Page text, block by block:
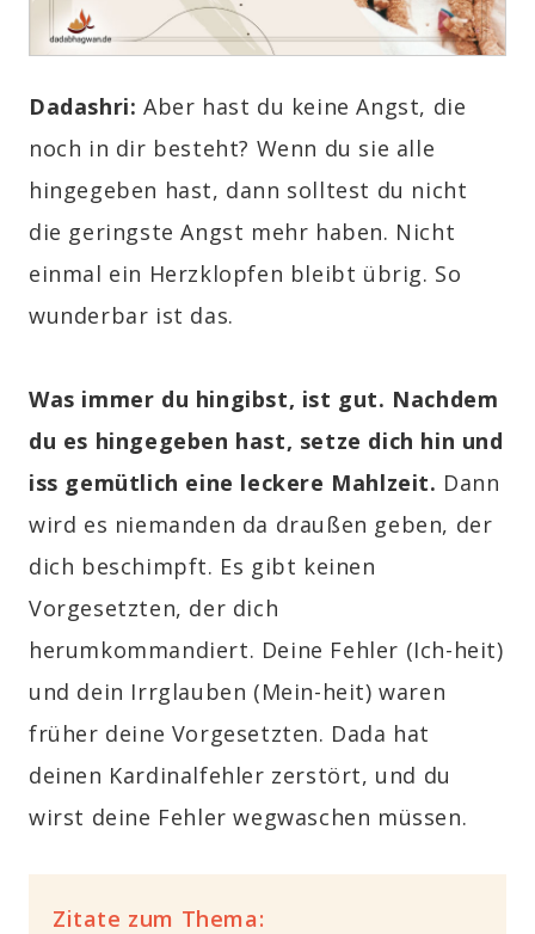
Dadashri: Aber hast du keine Angst, die
noch in dir besteht? Wenn du sie alle
hingegeben hast, dann solltest du nicht
die geringste Angst mehr haben. Nicht
einmal ein Herzklopfen bleibt übrig. So
wunderbar ist das.
Was immer du hingibst, ist gut. Nachdem
du es hingegeben hast, setze dich hin und
iss gemütlich eine leckere Mahlzeit. Dann
wird es niemanden da draußen geben, der
dich beschimpft. Es gibt keinen
Vorgesetzten, der dich
herumkommandiert. Deine Fehler (Ich-heit)
und dein Irrglauben (Mein-heit) waren
früher deine Vorgesetzten. Dada hat
deinen Kardinalfehler zerstört, und du
wirst deine Fehler wegwaschen müssen.
Zitate zum Thema: